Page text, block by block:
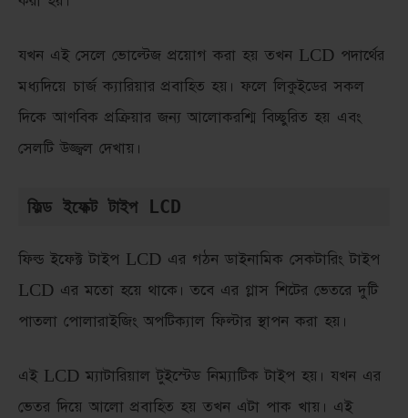
যখন এই সেলে ভোল্টেজ প্রয়োগ করা হয় তখন LCD পদার্থের
মধ্যদিয়ে চার্জ ক্যারিয়ার প্রবাহিত হয়। ফলে লিকুইডের সকল
দিকে আণবিক প্রক্রিয়ার জন্য আলোকরশ্মি বিচ্ছুরিত হয় এবং
সেলটি উজ্জ্বল দেখায়।
ফিল্ড ইফেক্ট টাইপ LCD
ফিল্ড ইফেক্ট টাইপ LCD এর গঠন ডাইনামিক সেকটারিং টাইপ
LCD এর মতো হয়ে থাকে। তবে এর গ্লাস শিটের ভেতরে দুটি
পাতলা পোলারাইজিং অপটিক্যাল ফিল্টার স্থাপন করা হয়।
এই LCD ম্যাটারিয়াল টুইস্টেড নিম্যাটিক টাইপ হয়। যখন এর
ভেতর দিয়ে আলো প্রবাহিত হয় তখন এটা পাক খায়। এই